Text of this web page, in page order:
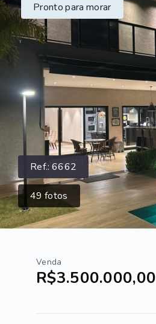
Ref.:6662
49 fotos
Pronto para morar
Venda
R$3.500.000,00